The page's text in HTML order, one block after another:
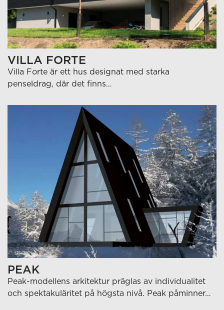
VILLA FORTE
Villa Forte är ett hus designat med starka
penseldrag, där det finns…
PEAK
Peak-modellens arkitektur präglas av individualitet
och spektakuläritet på högsta nivå. Peak påminner…